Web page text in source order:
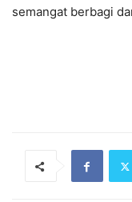
semangat berbagi